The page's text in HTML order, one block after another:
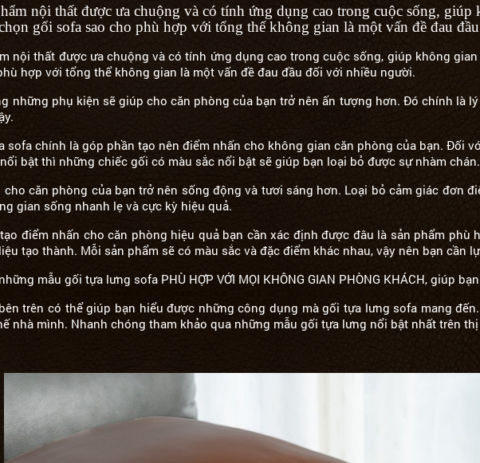
nội thất được ưa chuộng và có tính ứng dụng cao trong cuộc sống,
gối sofa sao cho phù hợp với tổng thể không gian là một vấn đề đau
nội thất được ưa chuộng và có tính ứng dụng cao trong cuộc sống, giúp không
hợp với tổng thể không gian là một vấn đề đau đầu đối với nhiều người.
những phụ kiện sẽ giúp cho căn phòng của bạn trở nên ấn tượng hơn. Đó chính là
sofa chính là góp phần tạo nên điểm nhấn cho không gian căn phòng của bạn. Đối
bật thì những chiếc gối có màu sắc nổi bật sẽ giúp bạn loại bỏ được sự nhàm chán.
căn phòng của bạn trở nên sống động và tươi sáng hơn. Loại bỏ cảm giác đơn
gian sống nhanh lẹ và cực kỳ hiệu quả.
điểm nhấn cho căn phòng hiệu quả bạn cần xác định được đâu là sản phẩm phù
tạo thành. Mỗi sản phẩm sẽ có màu sắc và đặc điểm khác nhau, vậy nên bạn cần
mẫu gối tựa lưng sofa PHÙ HỢP VỚI MỌI KHÔNG GIAN PHÒNG KHÁCH, giúp
trên có thể giúp bạn hiểu được những công dụng mà gối tựa lưng sofa mang
nhà mình. Nhanh chóng tham khảo qua những mẫu gối tựa lưng nổi bật nhất trên